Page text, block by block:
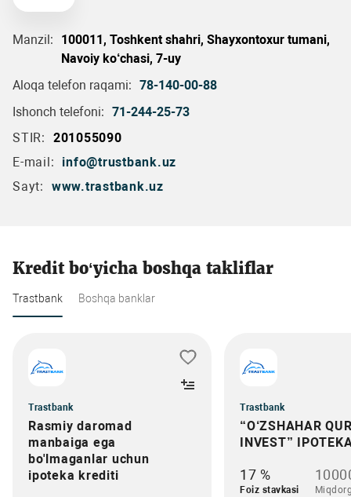
Manzil:
100011, Toshkent shahri, Shayxontoxur tumani,
Navoiy ko‘chasi, 7-uy
Aloqa telefon raqami: 78-140-00-88
Ishonch telefoni: 71-244-25-73
STIR:
201055090
E-mail:
info@trustbank.uz
Sayt:
www.trastbank.uz
Kredit bo‘yicha boshqa takliflar
Trastbank Boshqa banklar
Trastbank
Rasmiy daromad
manbaiga ega
bo'lmaganlar uchun
ipoteka krediti
Trastbank
“O‘ZSHAHAR
INVEST”
17 %
Foiz stavkasi